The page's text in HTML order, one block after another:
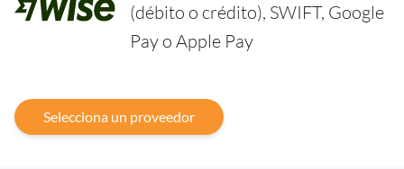
(débito o crédito), SWIFT, Google
Pay o Apple Pay
Selecciona un proveedor